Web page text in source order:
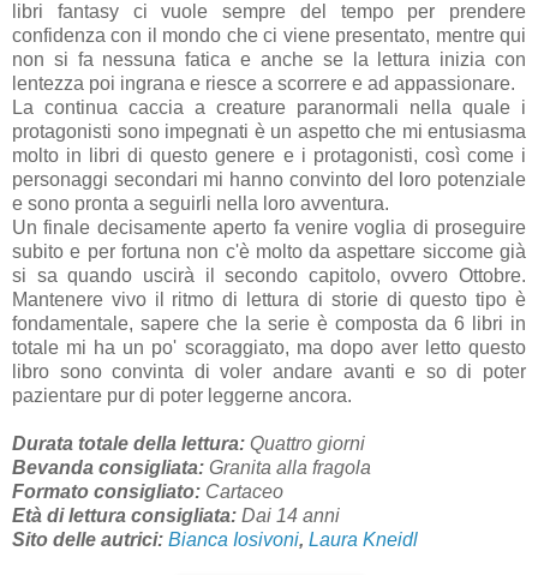
libri fantasy ci vuole sempre del tempo per prendere
confidenza con il mondo che ci viene presentato, mentre qui
non si fa nessuna fatica e anche se la lettura inizia con
lentezza poi ingrana e riesce a scorrere e ad appassionare.
La continua caccia a creature paranormali nella quale i
protagonisti sono impegnati è un aspetto che mi entusiasma
molto in libri di questo genere e i protagonisti, così come i
personaggi secondari mi hanno convinto del loro potenziale
e sono pronta a seguirli nella loro avventura.
Un finale decisamente aperto fa venire voglia di proseguire
subito e per fortuna non c'è molto da aspettare siccome già
si sa quando uscirà il secondo capitolo, ovvero Ottobre.
Mantenere vivo il ritmo di lettura di storie di questo tipo è
fondamentale, sapere che la serie è composta da 6 libri in
totale mi ha un po' scoraggiato, ma dopo aver letto questo
libro sono convinta di voler andare avanti e so di poter
pazientare pur di poter leggerne ancora.
Durata totale della lettura: Quattro giorni
Bevanda consigliata: Granita alla fragola
Formato consigliato: Cartaceo
Età di lettura consigliata: Dai 14 anni
Sito delle autrici: Bianca Iosivoni, Laura Kneidl